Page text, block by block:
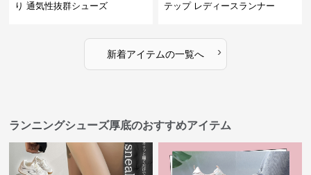
り 通気性抜群シューズ
テップ レディースランナー
新着アイテムの一覧へ ›
ランニングシューズ厚底のおすすめアイテム